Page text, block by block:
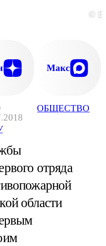
ОБЩЕСТВО
©
Макс
отряда
области